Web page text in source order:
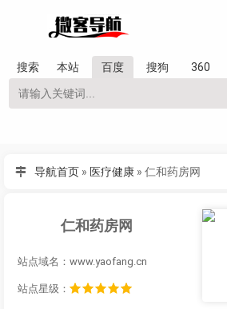
搜索 本站 百度 搜狗 360
导航首页 » 医疗健康 » 仁和药房网
仁和药房网
站点域名：www.yaofang.cn
站点星级：